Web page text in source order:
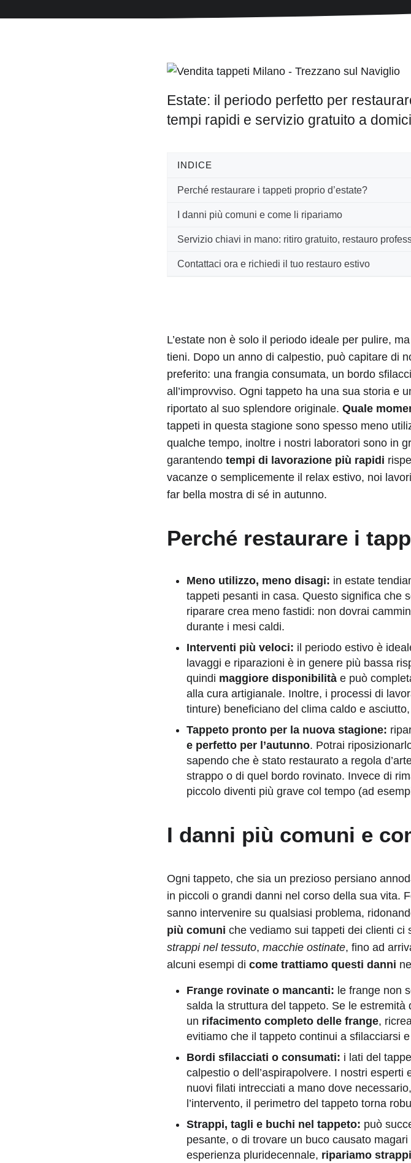
Estate: il periodo perfetto per
tempi rapidi e servizio gratuito a
INDICE
Perché restaurare i tappeti proprio d’estate?
I danni più comuni e come li ripariamo
Servizio chiavi in mano: ritiro gratuito, restauro
Contattaci ora e richiedi il tuo restauro estivo
L’estate non è solo il periodo ideale per pulire,
tieni. Dopo un anno di calpestio, può capitare di
preferito: una frangia consumata, un bordo
all’improvviso. Ogni tappeto ha una sua storia e
riportato al suo splendore originale.Quale
tappeti in questa stagione sono spesso meno
qualche tempo, inoltre i nostri laboratori sono in
garantendotempi di lavorazione più rapidi
vacanze o semplicemente il relax estivo, noi
far bella mostra di sé in autunno.
Perché restaurare i
Meno utilizzo, meno disagi: in estate
tappeti pesanti in casa. Questo significa che
riparare crea meno fastidi: non dovrai
durante i mesi caldi.
Interventi più veloci: il periodo estivo è
lavaggi e riparazioni è in genere più bassa
quindi maggiore disponibilitàe può
alla cura artigianale. Inoltre, i processi di
tinture) beneficiano del clima caldo e
Tappeto pronto per la nuova stagione:
e perfetto per l’autunno. Potrai
sapendo che è stato restaurato a regola
strappo o di quel bordo rovinato. Invece di
piccolo diventi più grave col tempo (ad
I danni più comuni e
Ogni tappeto, che sia un prezioso persiano
in piccoli o grandi danni nel corso della sua vita.
sanno intervenire su qualsiasi problema,
più comuni che vediamo sui tappeti dei clienti ci
strappi nel tessuto,macchie ostinate, fino ad
alcuni esempi dicome trattiamo questi danni
Frange rovinate o mancanti: le frange non
salda la struttura del tappeto. Se le
un rifacimento completo delle frange,
evitiamo che il tappeto continui a sfilacciarsi
Bordi sfilacciati o consumati: i lati del
calpestio o dell’aspirapolvere. I nostri esperti
nuovi filati intrecciati a mano dove
l’intervento, il perimetro del tappeto torna
Strappi, tagli e buchi nel tappeto: può
pesante, o di trovare un buco causato
esperienza pluridecennale, ripariamo